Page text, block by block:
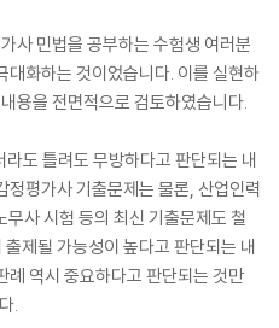
사 민법을 공부하는 수험생 여러분
대화하는 것이었습니다. 이를 실현하
용을 전면적으로 검토하였습니다.
도 틀려도 무방하다고 판단되는 내
정평가사 기출문제는 물론, 산업인력
사 시험 등의 최신 기출문제도 철
제될 가능성이 높다고 판단되는 내
례 역시 중요하다고 판단되는 것만
.